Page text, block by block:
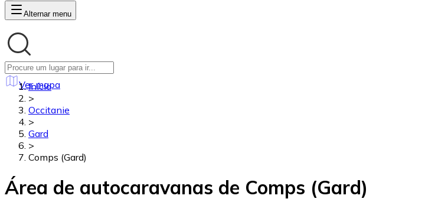
Alternar menu
Ver mapa
Início
>
Occitanie
>
Gard
>
Comps (Gard)
Área de autocaravanas de Comps (Gard)